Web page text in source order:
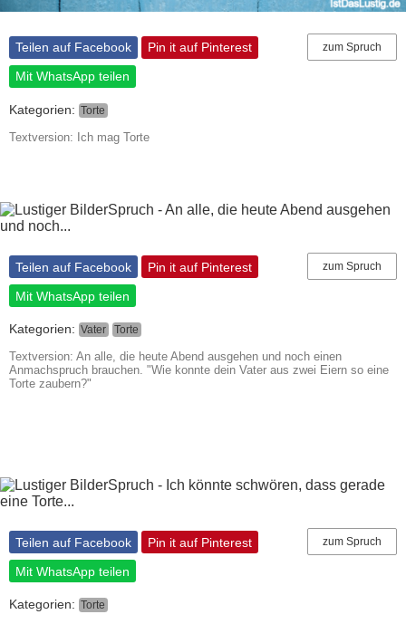
zum Spruch
Teilen auf Facebook
Pin it auf Pinterest
Mit WhatsApp teilen
Kategorien: Torte
Textversion: Ich mag Torte
zum Spruch
Teilen auf Facebook
Pin it auf Pinterest
Mit WhatsApp teilen
Kategorien: Vater Torte
Textversion: An alle, die heute Abend ausgehen und noch einen
Anmachspruch brauchen. "Wie konnte dein Vater aus zwei Eiern so eine
Torte zaubern?"
zum Spruch
Teilen auf Facebook
Pin it auf Pinterest
Mit WhatsApp teilen
Kategorien: Torte